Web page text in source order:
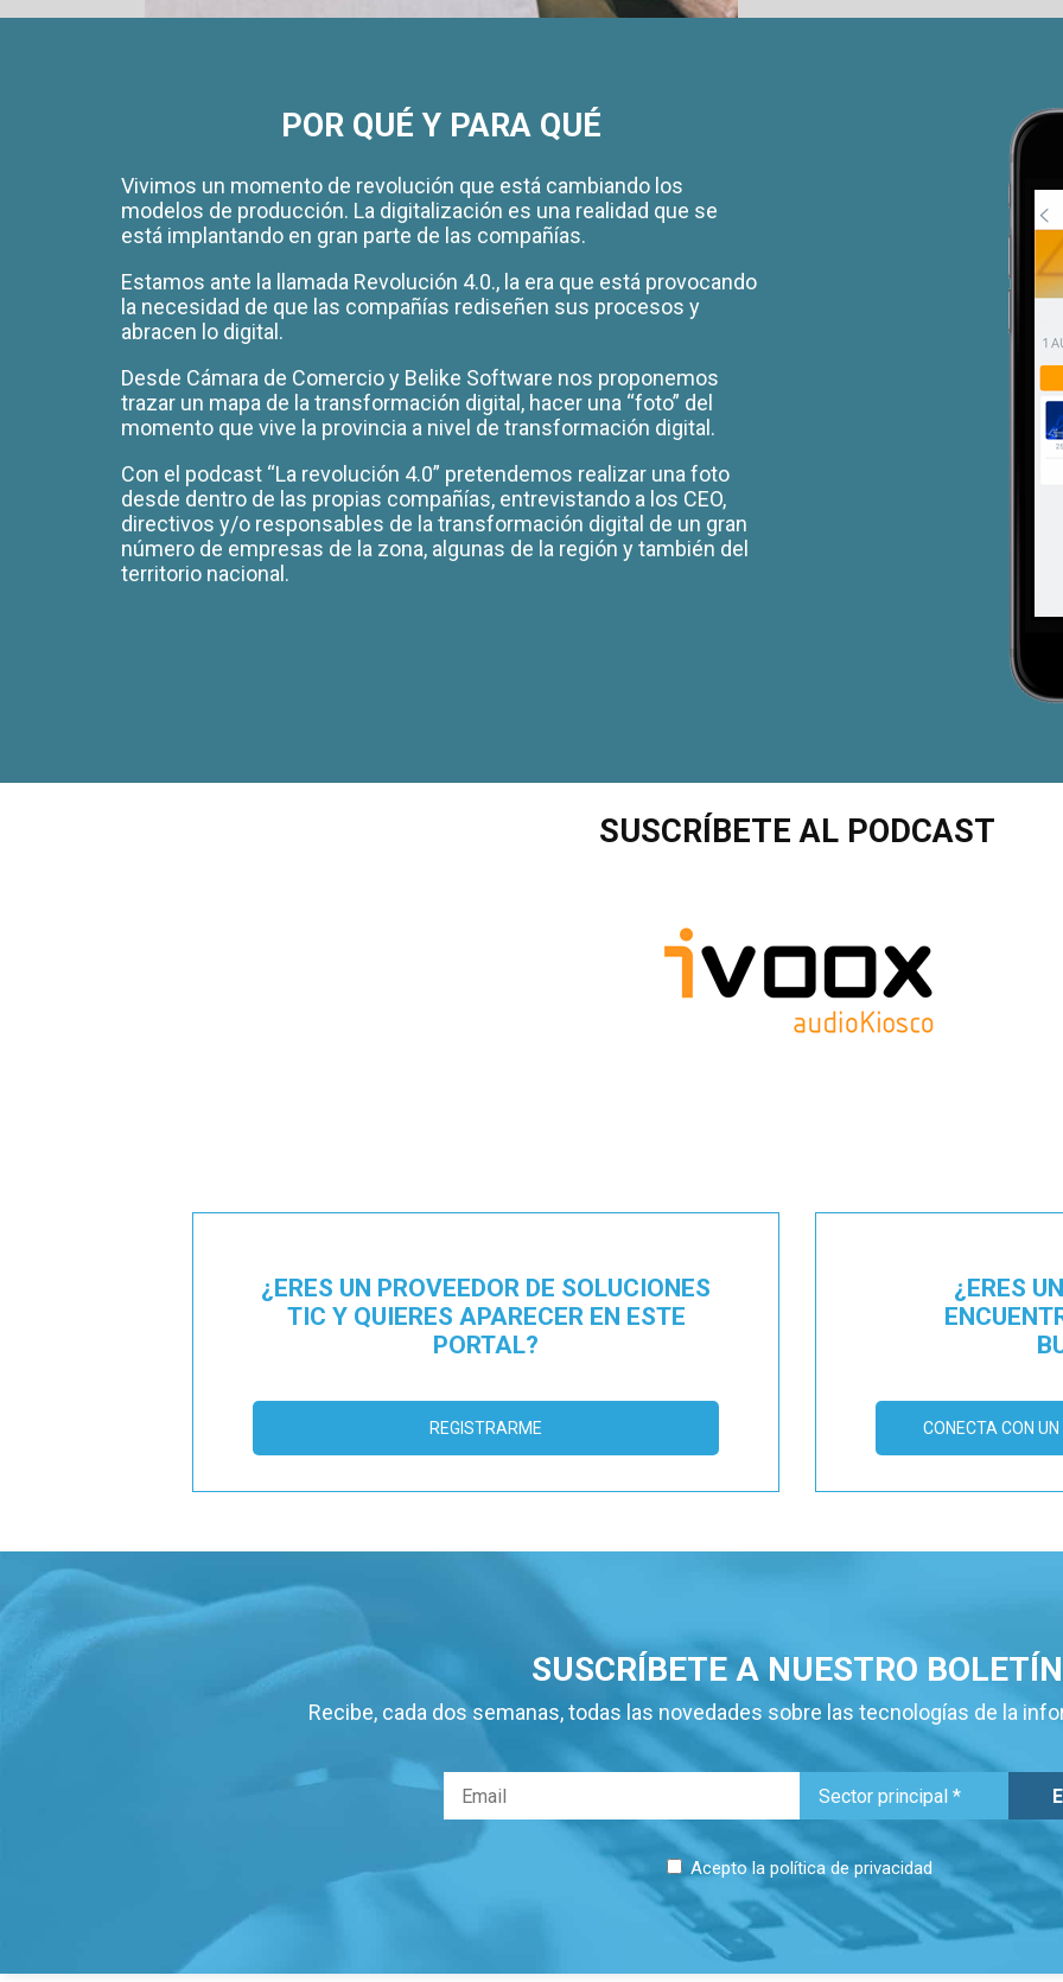
POR QUÉ Y PARA QUÉ
Vivimos un momento de revolución que está cambiando los
modelos de producción. La digitalización es una realidad que se
está implantando en gran parte de las compañías.
Estamos ante la llamada Revolución 4.0., la era que está provocando
la necesidad de que las compañías rediseñen sus procesos y
abracen lo digital.
Desde Cámara de Comercio y Belike Software nos proponemos
trazar un mapa de la transformación digital, hacer una “foto” del
momento que vive la provincia a nivel de transformación digital.
Con el podcast “La revolución 4.0” pretendemos realizar una foto
desde dentro de las propias compañías, entrevistando a los CEO,
directivos y/o responsables de la transformación digital de un gran
número de empresas de la zona, algunas de la región y también del
territorio nacional.
SUSCRÍBETE AL PODCAST
¿ERES UN PROVEEDOR DE SOLUCIONES
TIC Y QUIERES APARECER EN ESTE
PORTAL?
REGISTRARME
¿ERES
CONECTA CON
SUSCRÍBETE A NUESTRO BOLETÍN
Recibe, cada dos semanas, todas las novedades sobre las tecnologías de la
Acepto la política de privacidad